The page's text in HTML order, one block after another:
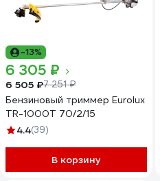
-13%
6 305 ₽
6 505 ₽7 251 ₽
Бензиновый триммер Eurolux
TR-1000T 70/2/15
4.4(39)
В корзину